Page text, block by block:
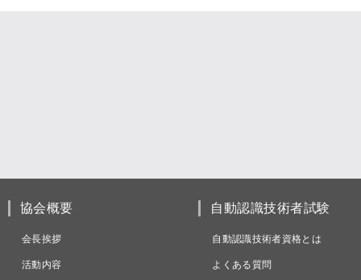
協会概要
会長挨拶
活動内容
自動認識技術者試験
自動認識技術者資格とは
よくある質問